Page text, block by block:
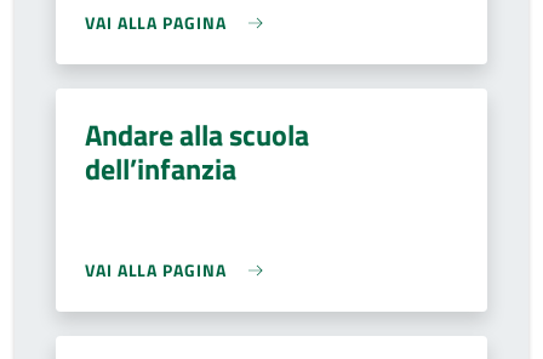
VAI ALLA PAGINA
Andare alla scuola
dell’infanzia
VAI ALLA PAGINA